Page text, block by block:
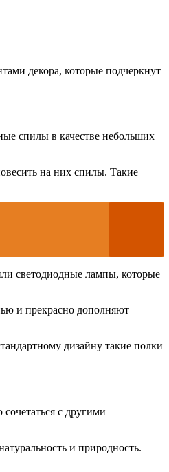
декора, которые подчеркнут
спилы в качестве небольших
на них спилы. Такие
светодиодные лампы, которые
и прекрасно дополняют
дизайну такие полки
с другими
и природность.